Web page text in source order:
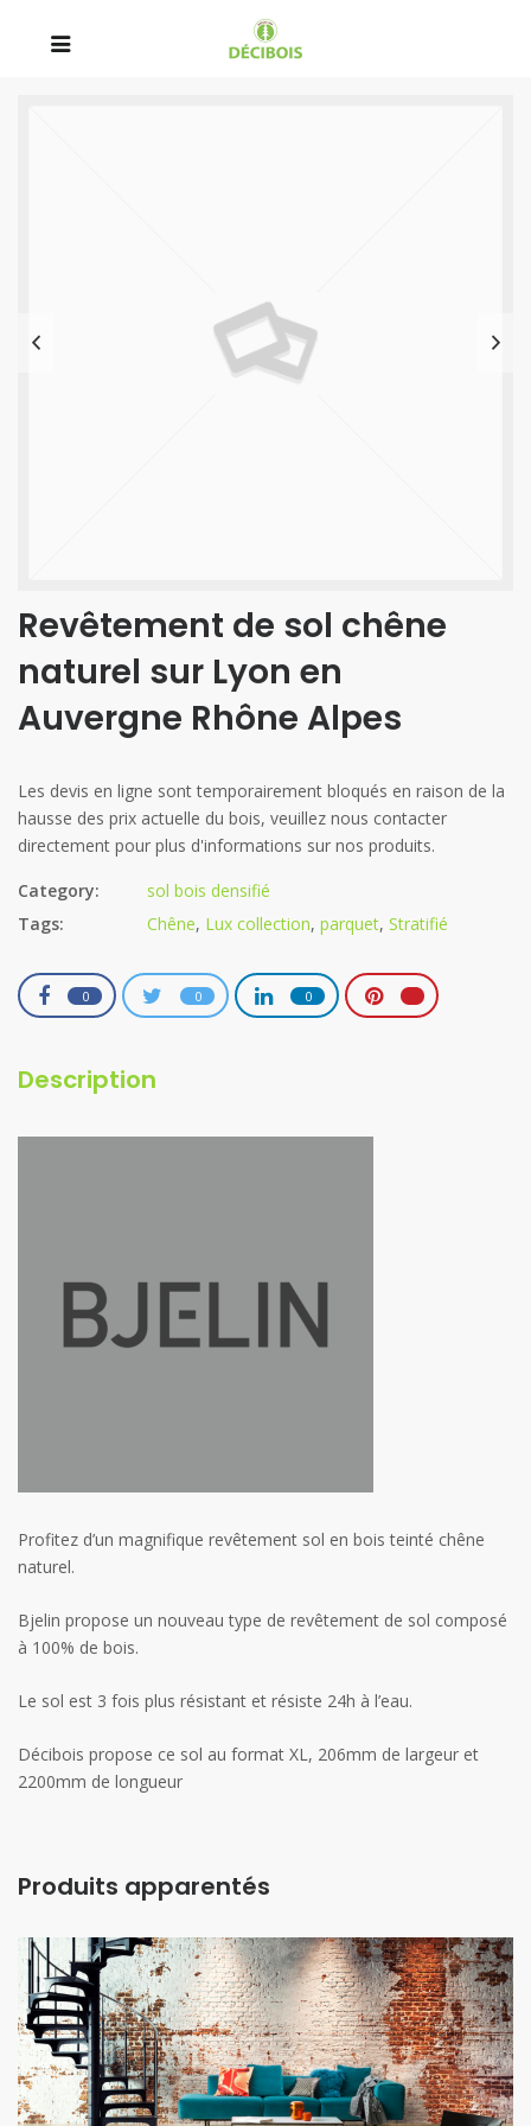
Revêtement de sol chêne
naturel sur Lyon en
Auvergne Rhône Alpes
Category:
sol bois densifié
Tags:
Chêne, Lux collection, parquet, Stratifié
0 0 0
Description
Profitez d’un magnifique revêtement sol en bois teinté chêne
naturel.
Bjelin propose un nouveau type de revêtement de sol composé
à 100% de bois.
Le sol est 3 fois plus résistant et résiste 24h à l’eau.
Décibois propose ce sol au format XL, 206mm de largeur et
2200mm de longueur
Produits apparentés